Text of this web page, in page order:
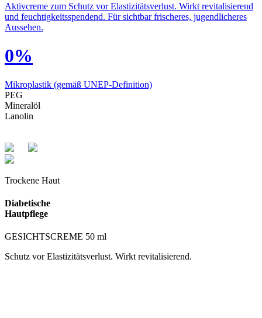
Aktivcreme zum Schutz vor Elastizitätsverlust. Wirkt revitalisierend
und feuchtigkeitsspendend. Für sichtbar frischeres, jugendlicheres
Aussehen.
0%
Mikroplastik (gemäß UNEP-Definition)
PEG
Mineralöl
Lanolin
Trockene Haut
Diabetische
Hautpflege
GESICHTSCREME 50 ml
Schutz vor Elastizitätsverlust. Wirkt revitalisierend.